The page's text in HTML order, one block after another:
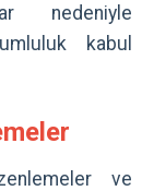
nedeniyle
kabul
ve